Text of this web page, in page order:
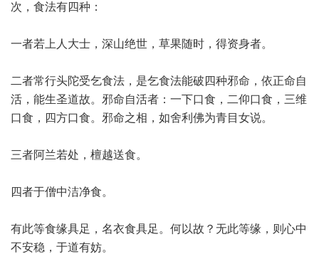
次，食法有四种：
一者若上人大士，深山绝世，草果随时，得资身者。
二者常行头陀受乞食法，是乞食法能破四种邪命，依正命自
活，能生圣道故。邪命自活者：一下口食，二仰口食，三维
口食，四方口食。邪命之相，如舍利佛为青目女说。
三者阿兰若处，檀越送食。
四者于僧中洁净食。
有此等食缘具足，名衣食具足。何以故？无此等缘，则心中
不安稳，于道有妨。